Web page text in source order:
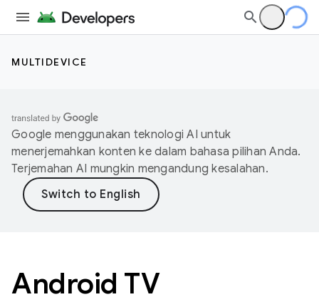
MULTIDEVICE
Google menggunakan teknologi AI untuk
menerjemahkan konten ke dalam bahasa pilihan Anda.
Terjemahan AI mungkin mengandung kesalahan.
Android TV